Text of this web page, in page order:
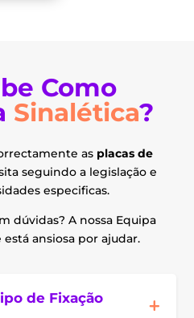
Como
Sinalética?
as placas de
seguindo a legislação e
especificas.
dúvidas? A nossa Equipa
ansiosa por ajudar.
de Fixação